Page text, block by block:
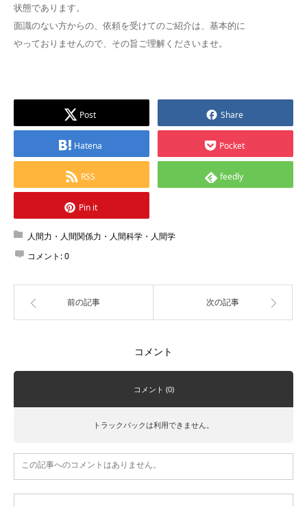
状態であります。
面識のない方からの、依頼を受けてのご紹介は、基本的に
やっておりませんので、その旨ご理解くださいませ。
Post Share
Hatena Pocket
RSS feedly
Pin it
人間力・人間関係力・人間科学・人間学
コメント:0
前の記事 次の記事
コメント
コメント (0)
トラックバックは利用できません。
この記事へのコメントはありません。